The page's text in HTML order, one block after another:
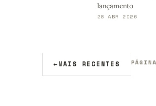
lançamento
28 ABR 2026
←MAIS RECENTES